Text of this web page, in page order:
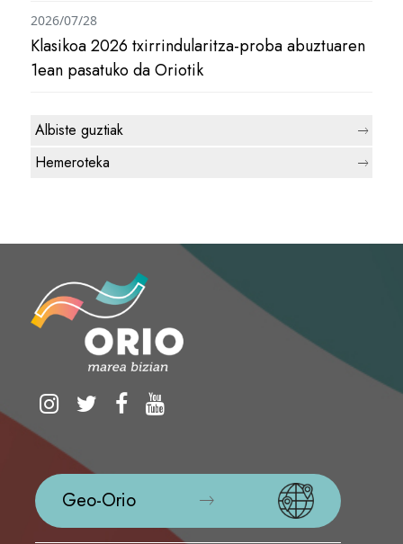
Klasikoa 2026 txirrindularitza-proba abuztuaren
1ean pasatuko da Oriotik
2026/07/28
Albiste guztiak
Hemeroteka
Geo-Orio